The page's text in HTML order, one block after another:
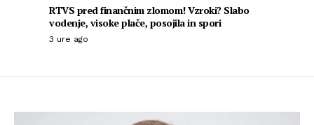
RTVS pred finančnim zlomom! Vzroki? Slabo
vodenje, visoke plače, posojila in spori
3 ure ago